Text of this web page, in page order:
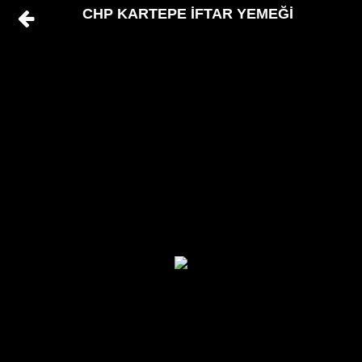
CHP KARTEPE İFTAR YEMEĞİ